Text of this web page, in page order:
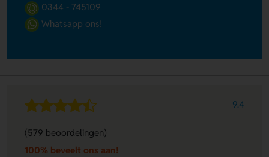
0344 - 745109
Whatsapp ons!
9.4
(579 beoordelingen)
100% beveelt ons aan!